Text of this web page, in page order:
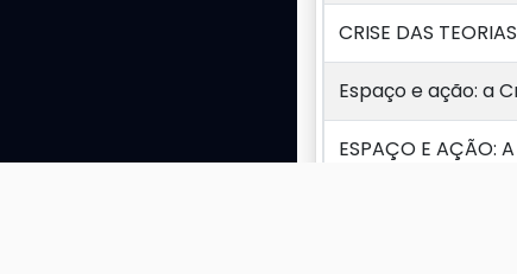
CRISE DAS
Espaço e ação: a
ESPAÇO E AÇÃO: